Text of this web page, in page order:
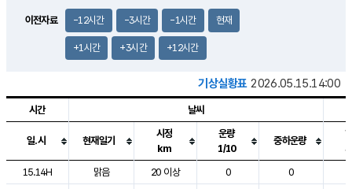
이전자료 -12시간 -3시간 -1시간 현재
+1시간 +3시간 +12시간
기상실황표 2026.05.15.14:00
도시별 기상실황표로 지점, 날씨, 기온, 강수, 바람, 기압등을 안내한 표입
시간 날씨
일.시 현재일기
시정
km
운량
1/10
중하운량
15.14H
맑음 20 이상 0 0